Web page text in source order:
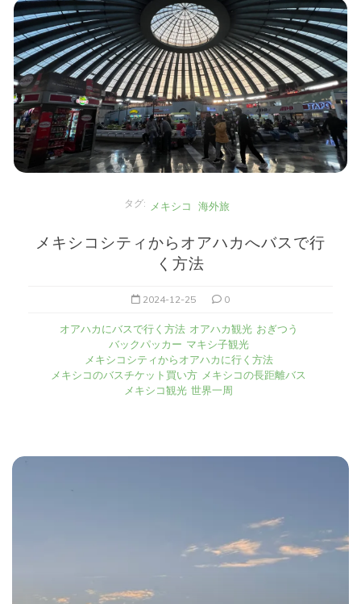
タグ: メキシコ 海外旅
メキシコシティからオアハカへバスで行
く方法
2024-12-25 0
オアハカにバスで行く方法 オアハカ観光 おぎつう
バックパッカー マキシ子観光
メキシコシティからオアハカに行く方法
メキシコのバスチケット買い方 メキシコの長距離バス
メキシコ観光 世界一周